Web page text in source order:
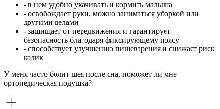
- в нем удобно укачивать и кормить малыша
- освобождает руки, можно заниматься уборкой или
другими делами
- защищает от передвижения и гарантирует
безопасность благодаря фиксирующему поясу
- способствует улучшению пищеварения и снижает риск
колик
У меня часто болит шея после сна, поможет ли мне
ортопедическая подушка?